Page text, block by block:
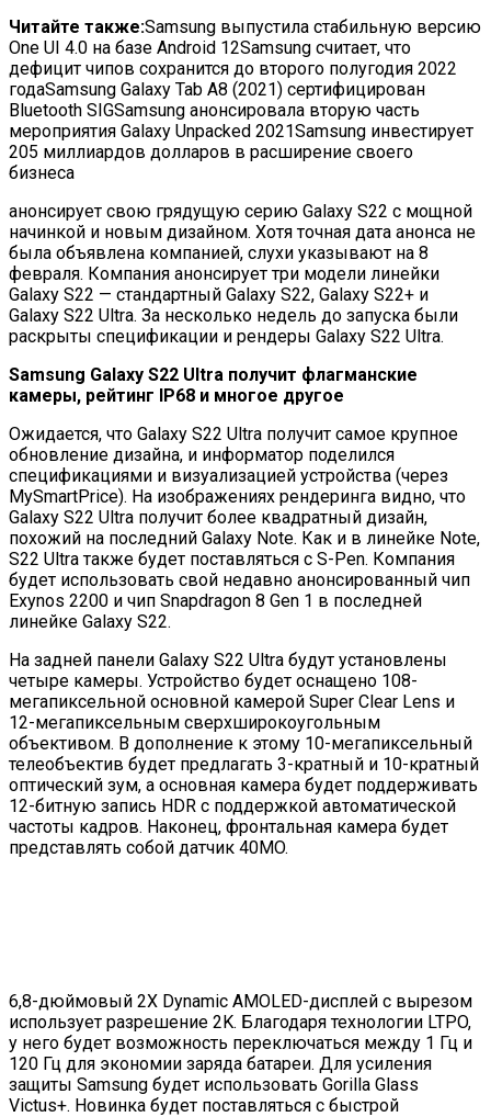
Читайте также:Samsung выпустила стабильную версию
One UI 4.0 на базе Android 12Samsung считает, что
дефицит чипов сохранится до второго полугодия 2022
годаSamsung Galaxy Tab A8 (2021) сертифицирован
Bluetooth SIGSamsung анонсировала вторую часть
мероприятия Galaxy Unpacked 2021Samsung инвестирует
205 миллиардов долларов в расширение своего
бизнеса
анонсирует свою грядущую серию Galaxy S22 с мощной
начинкой и новым дизайном. Хотя точная дата анонса не
была объявлена компанией, слухи указывают на 8
февраля. Компания анонсирует три модели линейки
Galaxy S22 — стандартный Galaxy S22, Galaxy S22+ и
Galaxy S22 Ultra. За несколько недель до запуска были
раскрыты спецификации и рендеры Galaxy S22 Ultra.
Samsung Galaxy S22 Ultra получит флагманские
камеры, рейтинг IP68 и многое другое
Ожидается, что Galaxy S22 Ultra получит самое крупное
обновление дизайна, и информатор поделился
спецификациями и визуализацией устройства (через
MySmartPrice). На изображениях рендеринга видно, что
Galaxy S22 Ultra получит более квадратный дизайн,
похожий на последний Galaxy Note. Как и в линейке Note,
S22 Ultra также будет поставляться с S-Pen. Компания
будет использовать свой недавно анонсированный чип
Exynos 2200 и чип Snapdragon 8 Gen 1 в последней
линейке Galaxy S22.
На задней панели Galaxy S22 Ultra будут установлены
четыре камеры. Устройство будет оснащено 108-
мегапиксельной основной камерой Super Clear Lens и
12-мегапиксельным сверхширокоугольным
объективом. В дополнение к этому 10-мегапиксельный
телеобъектив будет предлагать 3-кратный и 10-кратный
оптический зум, а основная камера будет поддерживать
12-битную запись HDR с поддержкой автоматической
частоты кадров. Наконец, фронтальная камера будет
представлять собой датчик 40MO.
6,8-дюймовый 2X Dynamic AMOLED-дисплей с вырезом
использует разрешение 2K. Благодаря технологии LTPO,
у него будет возможность переключаться между 1 Гц и
120 Гц для экономии заряда батареи. Для усиления
защиты Samsung будет использовать Gorilla Glass
Victus+. Новинка будет поставляться с быстрой